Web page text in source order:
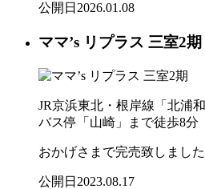
公開日 2026.01.08
ママ’s リプラス 三室2期
JR京浜東北・根岸線「北浦
バス停「山崎」まで徒歩8分
おかげさまで完売致しました
公開日 2023.08.17